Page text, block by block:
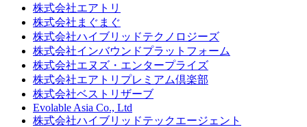
株式会社エアトリ
株式会社まぐまぐ
株式会社ハイブリッドテクノロジーズ
株式会社インバウンドプラットフォーム
株式会社エヌズ・エンタープライズ
株式会社エアトリプレミアム倶楽部
株式会社ベストリザーブ
Evolable Asia Co., Ltd
株式会社ハイブリッドテックエージェント